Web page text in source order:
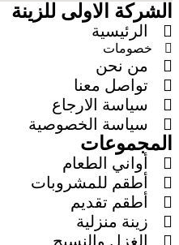
الشركة الاولى للزينة
الرئيسية
خصومات
من نحن
تواصل معنا
سياسة الارجاع
سياسة الخصوصية
المجموعات
أواني الطعام
أطقم للمشروبات
أطقم تقديم
زينة منزلية
الغزل والنسيج